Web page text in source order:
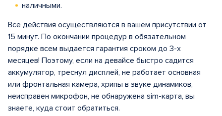
наличными.
Все действия осуществляются в вашем присутствии от
15 минут. По окончании процедур в обязательном
порядке всем выдается гарантия сроком до 3-х
месяцев! Поэтому, если на девайсе быстро садится
аккумулятор, треснул дисплей, не работает основная
или фронтальная камера, хрипы в звуке динамиков,
неисправен микрофон, не обнаружена sim-карта, вы
знаете, куда стоит обратиться.